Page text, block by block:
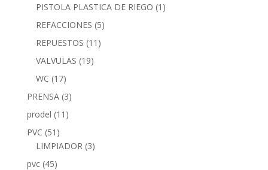
PISTOLA PLASTICA DE RIEGO (1)
REFACCIONES (5)
REPUESTOS (11)
VALVULAS (19)
WC (17)
PRENSA (3)
prodel (11)
PVC (51)
LIMPIADOR (3)
pvc (45)